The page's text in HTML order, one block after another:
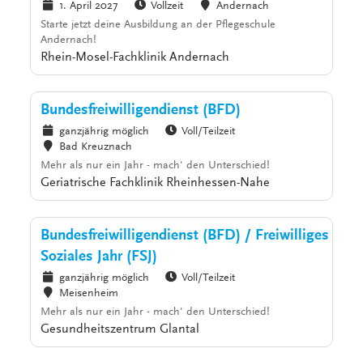
1. April 2027 Vollzeit
Andernach
Starte jetzt deine Ausbildung an der Pflegeschule
Andernach!
Rhein-Mosel-Fachklinik Andernach
Bundesfreiwilligendienst (BFD)
ganzjährig möglich
Voll/Teilzeit
Bad Kreuznach
Mehr als nur ein Jahr - mach' den Unterschied!
Geriatrische Fachklinik Rheinhessen-Nahe
Bundesfreiwilligendienst (BFD) / Freiwilliges
Soziales Jahr (FSJ)
ganzjährig möglich
Voll/Teilzeit
Meisenheim
Mehr als nur ein Jahr - mach' den Unterschied!
Gesundheitszentrum Glantal